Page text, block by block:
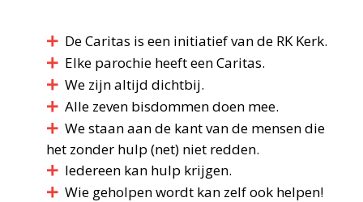
De Caritas is een initiatief van de RK Kerk.
Elke parochie heeft een Caritas.
We zijn altijd dichtbij.
Alle zeven bisdommen doen mee.
We staan aan de kant van de mensen die
het zonder hulp (net) niet redden.
Iedereen kan hulp krijgen.
Wie geholpen wordt kan zelf ook helpen!